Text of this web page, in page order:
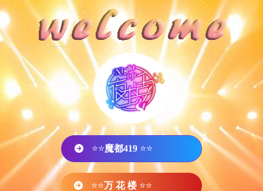
⭐⭐魔都419 ⭐⭐
⭐⭐万 花 楼 ⭐⭐